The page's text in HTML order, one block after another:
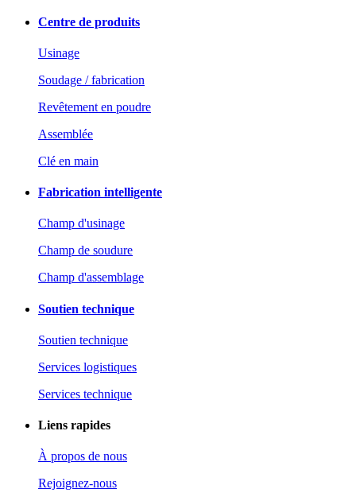
Centre de produits
Usinage
Soudage / fabrication
Revêtement en poudre
Assemblée
Clé en main
Fabrication intelligente
Champ d'usinage
Champ de soudure
Champ d'assemblage
Soutien technique
Soutien technique
Services logistiques
Services technique
Liens rapides
À propos de nous
Rejoignez-nous